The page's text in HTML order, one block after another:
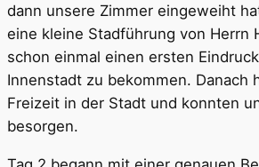
dann unsere Zimmer eingeweiht
eine kleine Stadführung von Herrn
schon einmal einen ersten
Innenstadt zu bekommen. Danach
Freizeit in der Stadt und konnten
besorgen.